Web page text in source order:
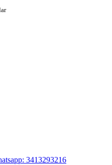
3413293216